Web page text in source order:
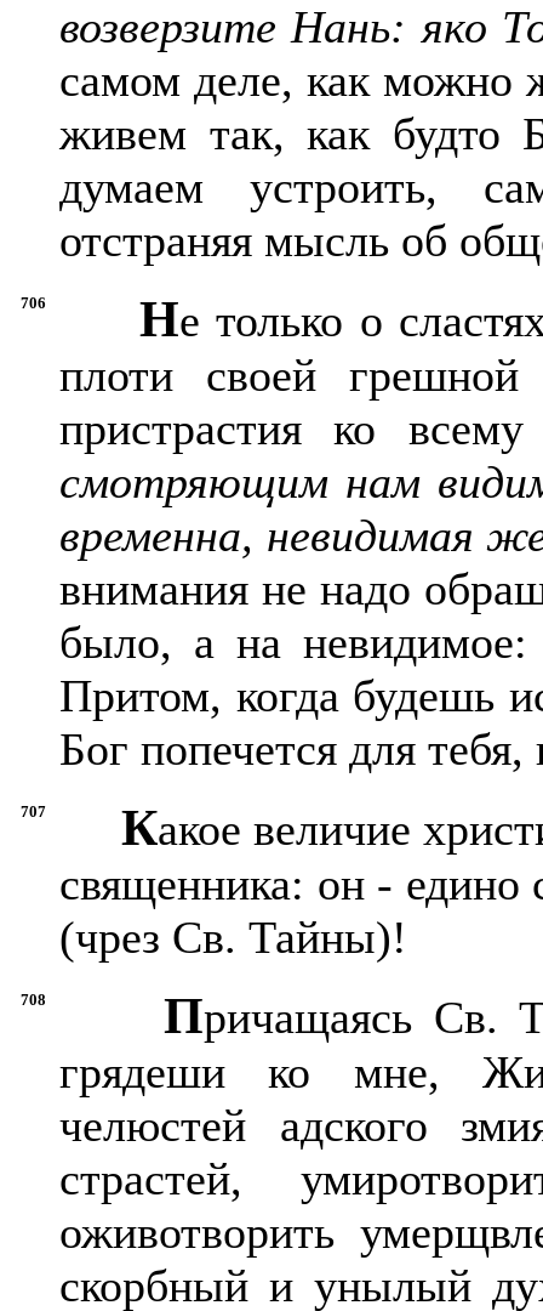
возверзите Нань: яко
самом деле, как
живем так, как будто
думаем устроить,
отстраняя мысль об
706 Не только о
плоти своей
пристрастия ко
смотряющим нам
временна, невидимая
внимания не надо
было, а на
Притом, когда будешь
Бог попечется для тебя,
707 Какое величие
священника: он -
(чрез Св. Тайны)!
708 Причащаясь Св.
грядеши ко мне,
челюстей адского
страстей,
оживотворить
скорбный и унылый